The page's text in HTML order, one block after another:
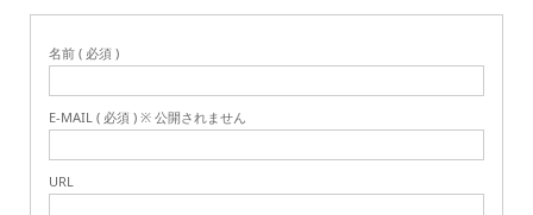
名前 ( 必須 )
E-MAIL ( 必須 ) ※ 公開されません
URL